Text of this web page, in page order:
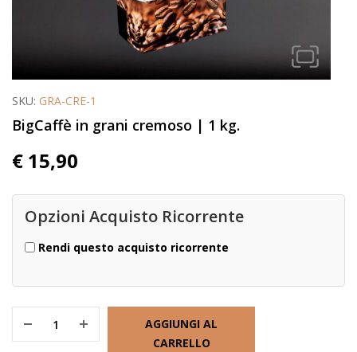
SKU: GRA-CRE-1
BigCaffè in grani cremoso | 1 kg.
€ 15,90
Opzioni Acquisto Ricorrente
Rendi questo acquisto ricorrente
AGGIUNGI AL
CARRELLO